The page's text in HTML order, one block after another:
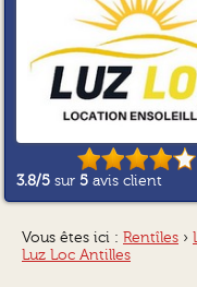
3.8/5 sur 5 avis client
Vous êtes ici : Rentîles ›
Luz Loc Antilles